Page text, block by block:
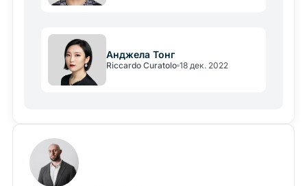
Анджела Тонг
Riccardo Curatolo 18 дек. 2022